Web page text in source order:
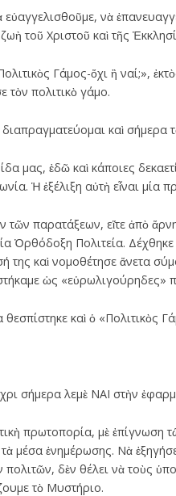
νὰ
τοῦ Χριστοῦ καὶ τῆς
Γάμος-ὄχι ἢ ναί;»,
τὸν πολιτικὸ γάμο.
καὶ σήμερα
μας, ἐδῶ καὶ κάποιες
Ἡ ἐξέλιξη αὐτὴ εἶναι μία
τῶν παρατάξεων, εἴτε ἀπὸ
Ὀρθόδοξη Πολιτεία.
καὶ νομοθέτησε ἄνετα
ὡς
καὶ ὁ «Πολιτικὸς
σήμερα λεμὲ ΝΑΙ στὴν
πρωτοπορία, μὲ ἐπίγνωση
μέσα ἐνημέρωσης. Νὰ
πολιτῶν, δὲν θέλει νὰ τοὺς
τὸ Μυστήριο.